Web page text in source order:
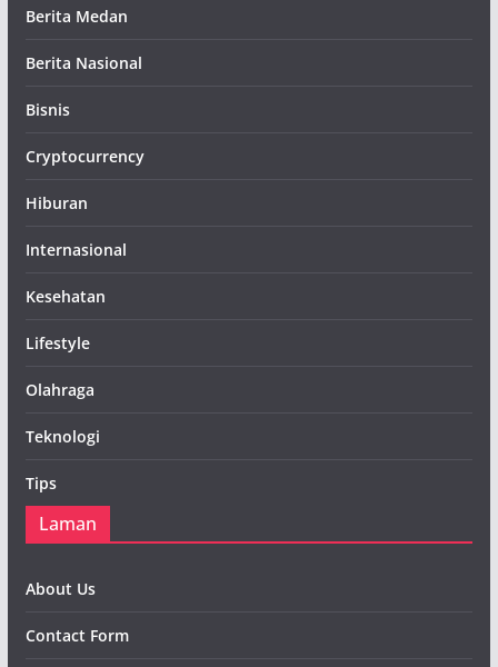
Berita Medan
Berita Nasional
Bisnis
Cryptocurrency
Hiburan
Internasional
Kesehatan
Lifestyle
Olahraga
Teknologi
Tips
Laman
About Us
Contact Form